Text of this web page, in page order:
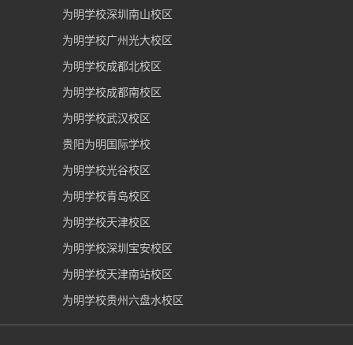
为明学校深圳南山校区
为明学校广州光大校区
为明学校成都北校区
为明学校成都南校区
为明学校武汉校区
贵阳为明国际学校
为明学校光谷校区
为明学校青岛校区
为明学校天津校区
为明学校深圳宝安校区
为明学校天津南站校区
为明学校贵州六盘水校区